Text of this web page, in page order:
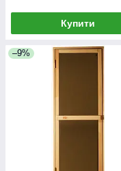
Купити
–9%